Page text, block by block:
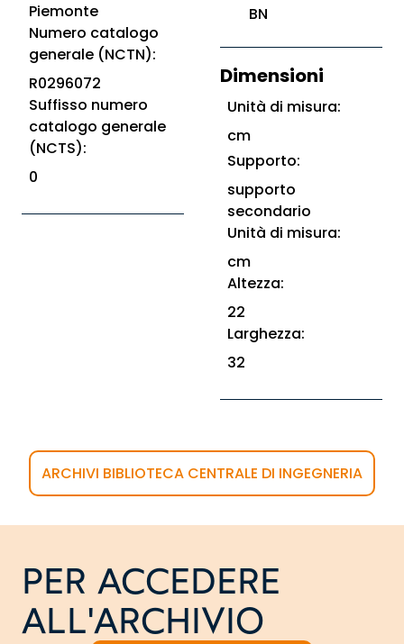
Piemonte
Numero catalogo
generale (NCTN):
R0296072
Suffisso numero
catalogo generale
(NCTS):
0
BN
Dimensioni
Unità di misura:
cm
Supporto:
supporto
secondario
Unità di misura:
cm
Altezza:
22
Larghezza:
32
ARCHIVI BIBLIOTECA CENTRALE DI INGEGNERIA
PER ACCEDERE
ALL'ARCHIVIO